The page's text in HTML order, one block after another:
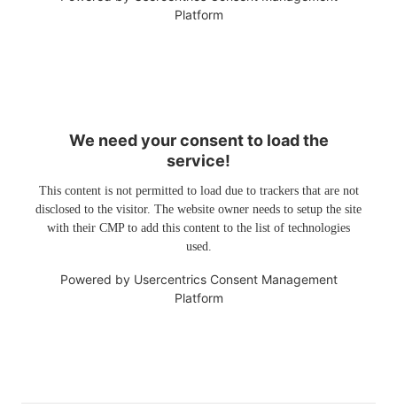
Platform
We need your consent to load the
service!
This content is not permitted to load due to trackers that are not
disclosed to the visitor. The website owner needs to setup the site
with their CMP to add this content to the list of technologies
used.
Powered by Usercentrics Consent Management
Platform